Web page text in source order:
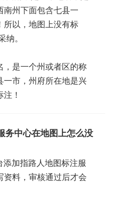
州下面包含七县一
所以，地图上没有标
。
，是一个州或者区的称
市，州府所在地是兴
！
务中心在地图上怎么没
加指路人地图标注服
料，审核通过后才会